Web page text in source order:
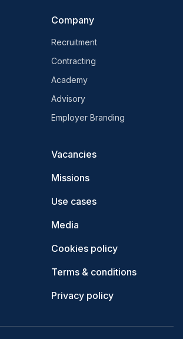
Company
Recruitment
Contracting
Academy
Advisory
Employer Branding
Vacancies
Missions
Use cases
Media
Cookies policy
Terms & conditions
Privacy policy